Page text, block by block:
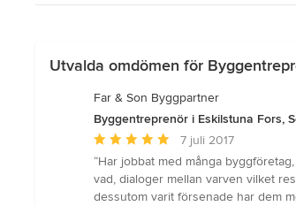
Utvalda omdömen för
Far & Son Byggpartner
Byggentreprenör i Eskilstuna Fors,
Genomsnittligt
omdöme:
5
av
7 juli 2017
“Har jobbat med många
vad, dialoger mellan varven vilket
dessutom varit försenade har dem